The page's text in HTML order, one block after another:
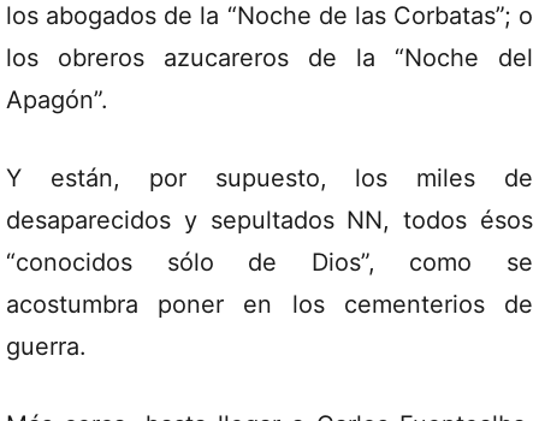
los abogados de la “Noche de las Corbatas”; o
los obreros azucareros de la “Noche del
Apagón”.
Y están, por supuesto, los miles de
desaparecidos y sepultados NN, todos ésos
“conocidos sólo de Dios”, como se
acostumbra poner en los cementerios de
guerra.